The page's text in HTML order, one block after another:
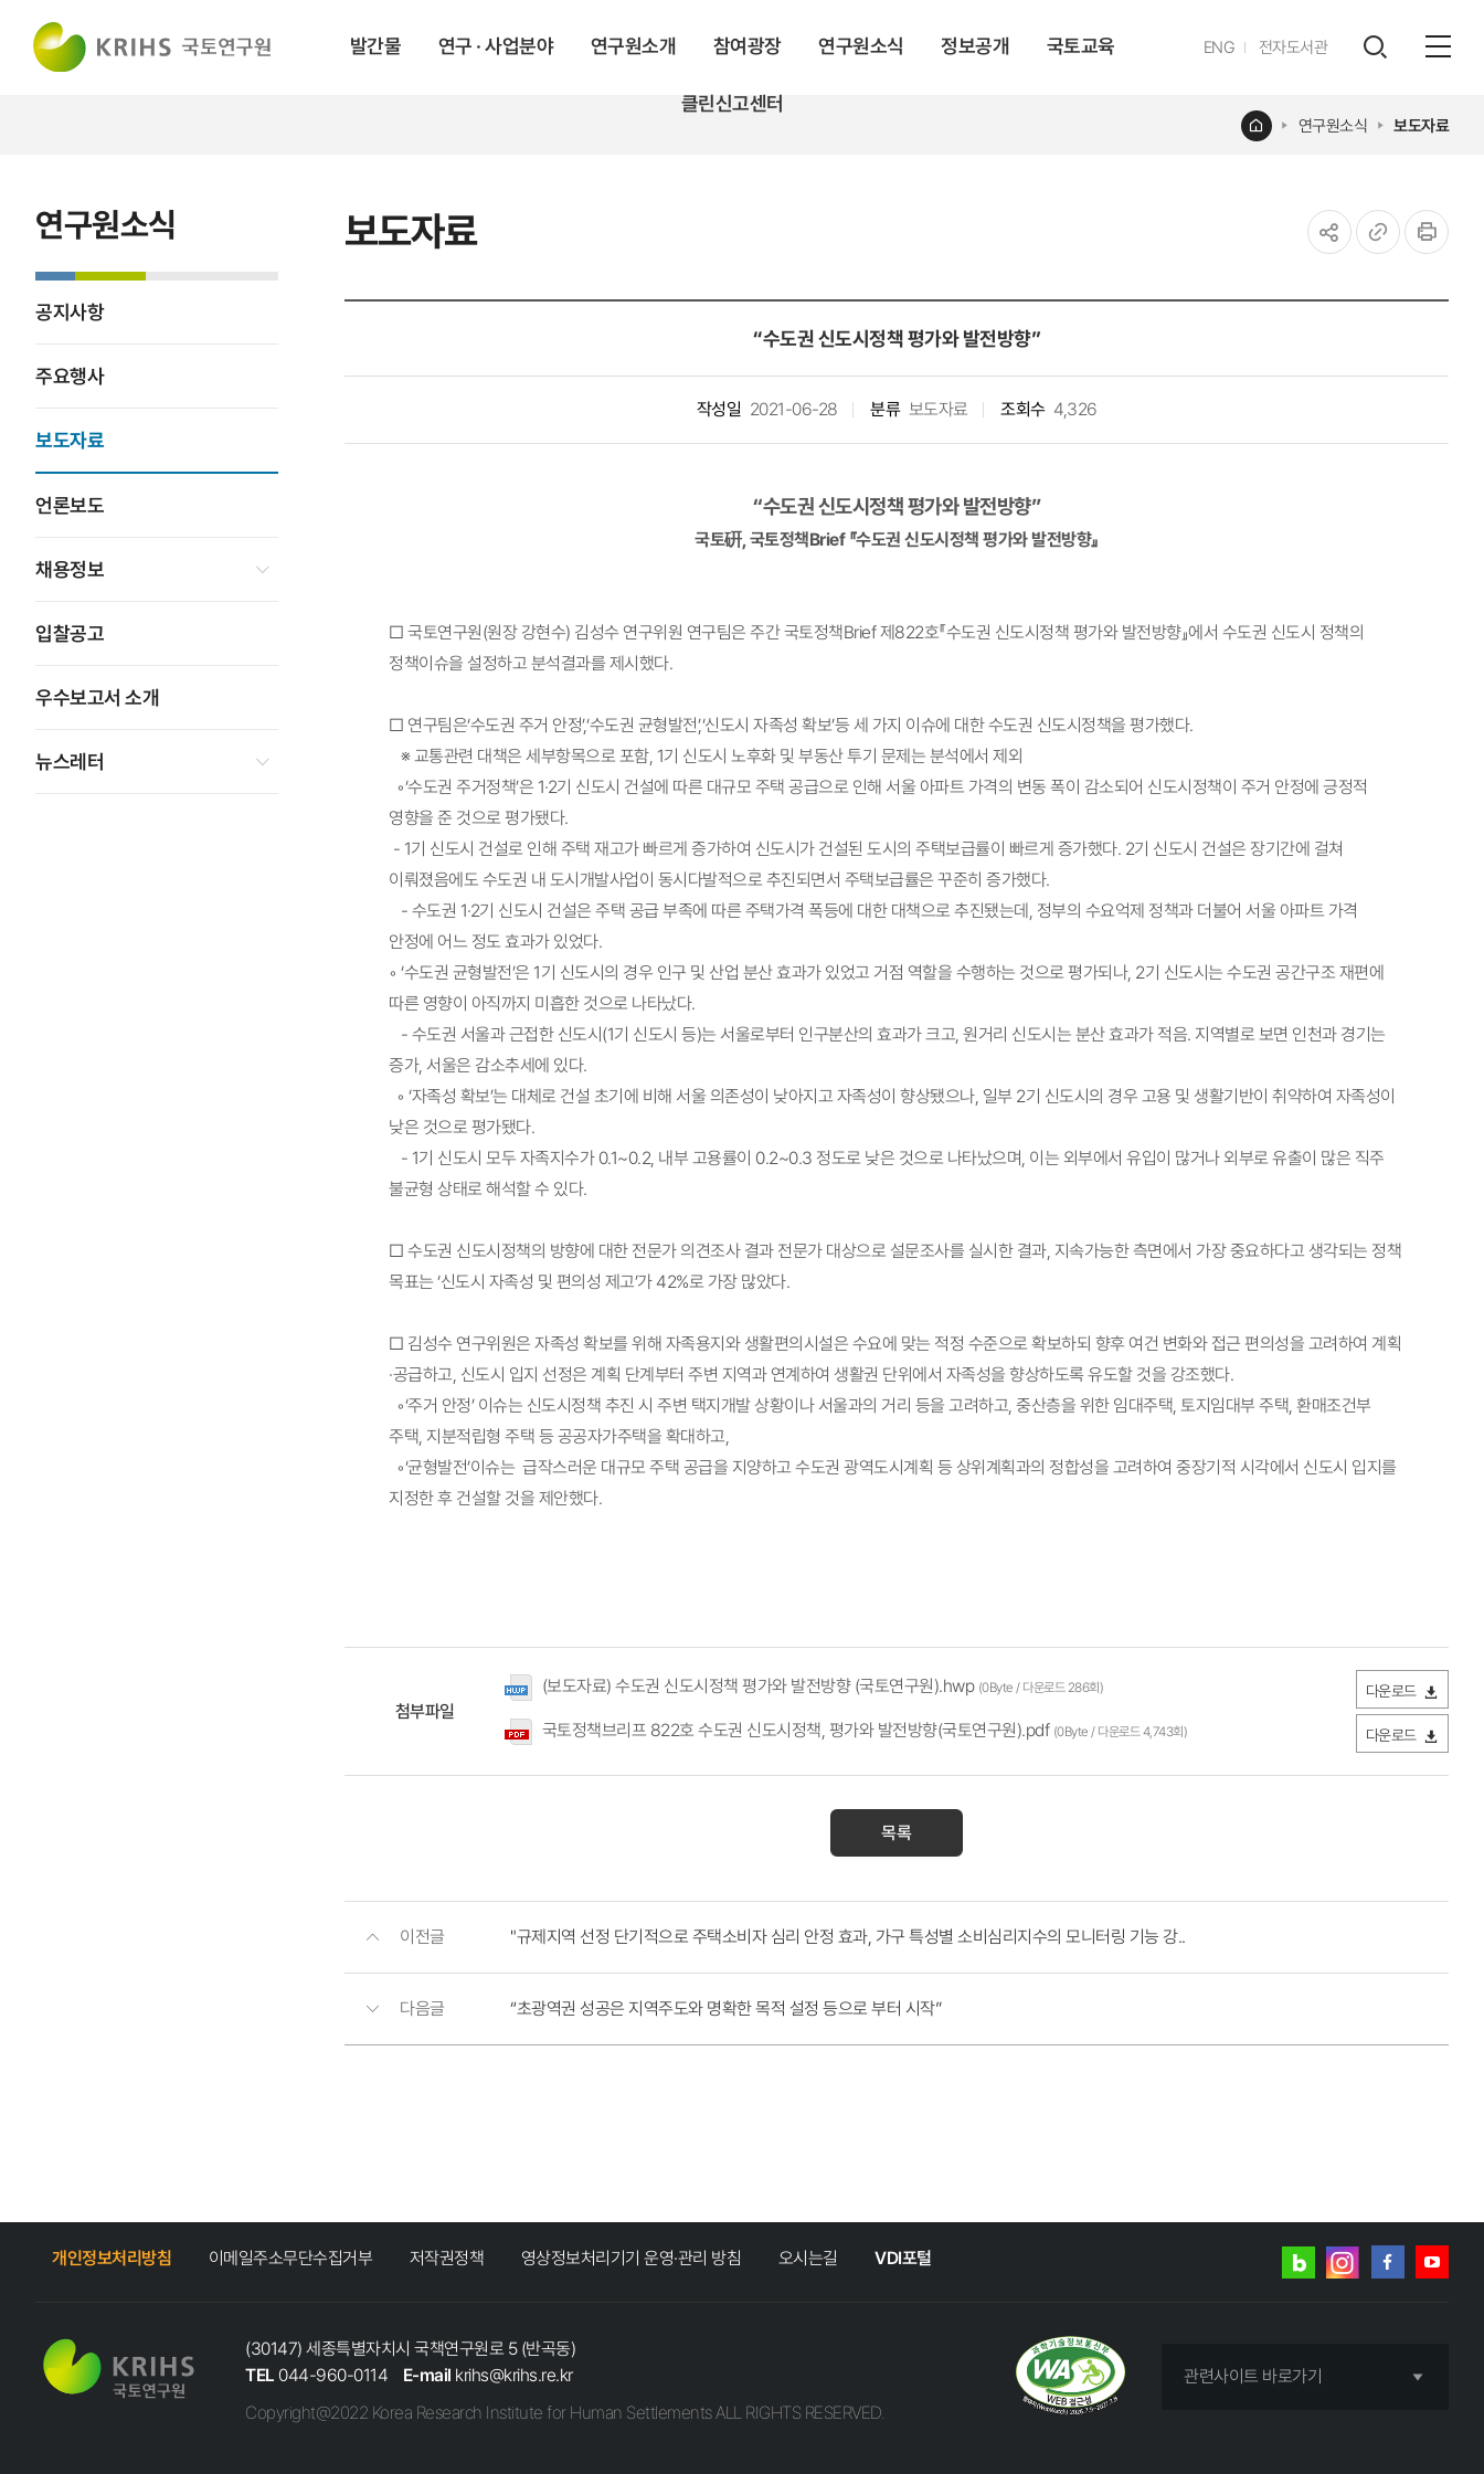
발간물 연구 · 사업분야 연구원소개 참여광장 연구원소식 정보공개 국토교육
클린신고센터
ENG영문전자도서관
레이어
보도자료
홈 연구원소식 보도자료
연구원소식
공지사항
주요행사
보도자료
언론보도
채용정보
입찰공고
우수보고서 소개
뉴스레터
“수도권 신도시정책 평가와 발전방향”
작성일 2021-06-28 분류 보도자료 조회수 4,326
“수도권 신도시정책 평가와 발전방향”
국토硏, 국토정책Brief 『수도권 신도시정책 평가와 발전방향』
□ 국토연구원(원장 강현수) 김성수 연구위원 연구팀은 주간 국토정책Brief 제822호『수도권 신도시정책 평가와 발전방향』에서 수도권 신도시 정책의
정책이슈을 설정하고 분석결과를 제시했다.
□ 연구팀은‘수도권 주거 안정’,‘수도권 균형발전’,‘신도시 자족성 확보’등 세 가지 이슈에 대한 수도권 신도시정책을 평가했다.
※ 교통관련 대책은 세부항목으로 포함, 1기 신도시 노후화 및 부동산 투기 문제는 분석에서 제외
◦‘수도권 주거정책’은 1·2기 신도시 건설에 따른 대규모 주택 공급으로 인해 서울 아파트 가격의 변동 폭이 감소되어 신도시정책이 주거 안정에 긍정적
영향을 준 것으로 평가됐다.
- 1기 신도시 건설로 인해 주택 재고가 빠르게 증가하여 신도시가 건설된 도시의 주택보급률이 빠르게 증가했다. 2기 신도시 건설은 장기간에 걸쳐
이뤄졌음에도 수도권 내 도시개발사업이 동시다발적으로 추진되면서 주택보급률은 꾸준히 증가했다.
- 수도권 1·2기 신도시 건설은 주택 공급 부족에 따른 주택가격 폭등에 대한 대책으로 추진됐는데, 정부의 수요억제 정책과 더불어 서울 아파트 가격
안정에 어느 정도 효과가 있었다.
◦ ‘수도권 균형발전’은 1기 신도시의 경우 인구 및 산업 분산 효과가 있었고 거점 역할을 수행하는 것으로 평가되나, 2기 신도시는 수도권 공간구조 재편에
따른 영향이 아직까지 미흡한 것으로 나타났다.
- 수도권 서울과 근접한 신도시(1기 신도시 등)는 서울로부터 인구분산의 효과가 크고, 원거리 신도시는 분산 효과가 적음. 지역별로 보면 인천과 경기는
증가, 서울은 감소추세에 있다.
◦ ‘자족성 확보’는 대체로 건설 초기에 비해 서울 의존성이 낮아지고 자족성이 향상됐으나, 일부 2기 신도시의 경우 고용 및 생활기반이 취약하여 자족성이
낮은 것으로 평가됐다.
- 1기 신도시 모두 자족지수가 0.1~0.2, 내부 고용률이 0.2~0.3 정도로 낮은 것으로 나타났으며, 이는 외부에서 유입이 많거나 외부로 유출이 많은 직주
불균형 상태로 해석할 수 있다.
□ 수도권 신도시정책의 방향에 대한 전문가 의견조사 결과 전문가 대상으로 설문조사를 실시한 결과, 지속가능한 측면에서 가장 중요하다고 생각되는 정책
목표는 ‘신도시 자족성 및 편의성 제고’가 42%로 가장 많았다.
□ 김성수 연구위원은 자족성 확보를 위해 자족용지와 생활편의시설은 수요에 맞는 적정 수준으로 확보하되 향후 여건 변화와 접근 편의성을 고려하여 계획
·공급하고, 신도시 입지 선정은 계획 단계부터 주변 지역과 연계하여 생활권 단위에서 자족성을 향상하도록 유도할 것을 강조했다.
◦‘주거 안정’ 이슈는 신도시정책 추진 시 주변 택지개발 상황이나 서울과의 거리 등을 고려하고, 중산층을 위한 임대주택, 토지임대부 주택, 환매조건부
주택, 지분적립형 주택 등 공공자가주택을 확대하고,
◦‘균형발전’이슈는 급작스러운 대규모 주택 공급을 지양하고 수도권 광역도시계획 등 상위계획과의 정합성을 고려하여 중장기적 시각에서 신도시 입지를
지정한 후 건설할 것을 제안했다.
첨부파일
(보도자료) 수도권 신도시정책 평가와 발전방향 (국토연구원).hwp (0Byte / 다운로드 286회) 다운로드
국토정책브리프 822호 수도권 신도시정책, 평가와 발전방향(국토연구원).pdf (0Byte / 다운로드 4,743회) 다운로드
목록
이전글 "규제지역 선정 단기적으로 주택소비자 심리 안정 효과, 가구 특성별 소비심리지수의 모니터링 기능 강..
다음글 “초광역권 성공은 지역주도와 명확한 목적 설정 등으로 부터 시작”
개인정보처리방침 이메일주소무단수집거부 저작권정책 영상정보처리기기 운영·관리 방침 오시는길 VDI포털
네이버
인스타그램
(30147) 세종특별자치시 국책연구원로 5 (반곡동)
TEL 044-960-0114 E-mail krihs@krihs.re.kr
Copyright@2022 Korea Research Institute for Human Settlements ALL RIGHTS RESERVED.
관련사이트 바로가기